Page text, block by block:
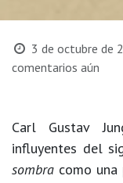
3 de octubre de
comentarios aún
Carl Gustav
influyentes del
sombra como